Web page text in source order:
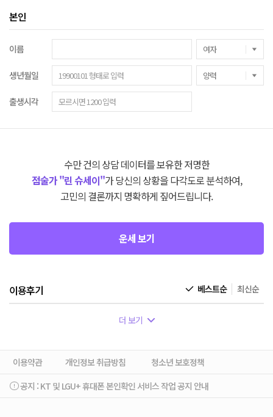
본인
이름
생년월일
출생시각
수만 건의 상담 데이터를 보유한 저명한
점술가 "린 슈세이"가 당신의 상황을 다각도로 분석하여,
고민의 결론까지 명확하게 짚어드립니다.
운세 보기
이용후기 베스트순 최신순
더 보기
이용약관 개인정보 취급방침
청소년 보호정책
공지 : KT 및 LGU+ 휴대폰 본인확인 서비스 작업 공지 안내